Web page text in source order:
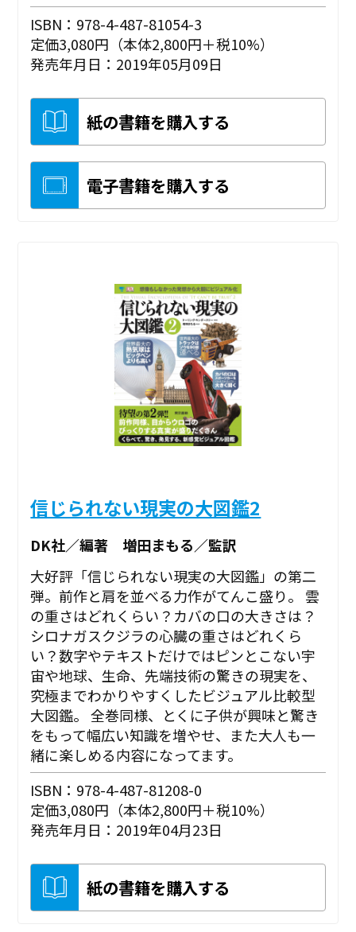
ISBN：978-4-487-81054-3
定価3,080円（本体2,800円＋税10%）
発売年月日：2019年05月09日
紙の書籍を購入する
電子書籍を購入する
信じられない現実の大図鑑2
DK社／編著 増田まもる／監訳
大好評「信じられない現実の大図鑑」の第二
弾。前作と肩を並べる力作がてんこ盛り。 雲
の重さはどれくらい？カバの口の大きさは？
シロナガスクジラの心臓の重さはどれくら
い？数字やテキストだけではピンとこない宇
宙や地球、生命、先端技術の驚きの現実を、
究極までわかりやすくしたビジュアル比較型
大図鑑。 全巻同様、とくに子供が興味と驚き
をもって幅広い知識を増やせ、また大人も一
緒に楽しめる内容になってます。
ISBN：978-4-487-81208-0
定価3,080円（本体2,800円＋税10%）
発売年月日：2019年04月23日
紙の書籍を購入する